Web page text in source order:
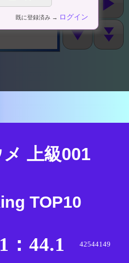
既に登録済み → ログイン
上級001
TOP10
：44.1 42544149